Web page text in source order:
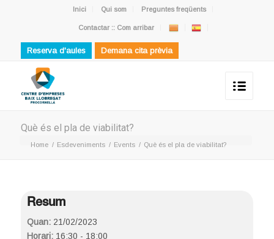
Inici Qui som Preguntes freqüents
Contactar :: Com arribar
Reserva d'aules Demana cita prèvia
Què és el pla de viabilitat?
Home / Esdeveniments / Events / Què és el pla de viabilitat?
Resum
Quan:21/02/2023
Horari:16:30 - 18:00